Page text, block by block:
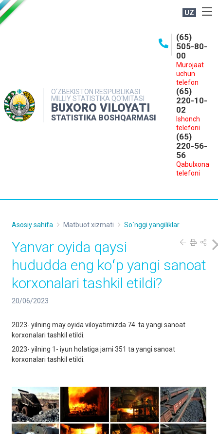
UZ
O‘ZBEKISTON RESPUBLIKASI
MILLIY STATISTIKA QO‘MITASI
BUXORO VILOYATI
STATISTIKA BOSHQARMASI
(65)
505-80-
00
Murojaat
uchun
telefon
(65)
220-10-
02
Ishonch
telefoni
(65)
220-56-
56
Qabulxona
telefoni
MATBUOT XIZMATI
MUROJAATLAR
Asosiy sahifa Matbuot xizmati So`nggi yangiliklar
Yanvar oyida qaysi
hududda eng koʻp yangi sanoat
korxonalari tashkil etildi?
20/06/2023
2023- yilning may oyida viloyatimizda 74 ta yangi sanoat
korxonalari tashkil etildi.
2023- yilning 1- iyun holatiga jami 351 ta yangi sanoat
korxonalari tashkil etildi.